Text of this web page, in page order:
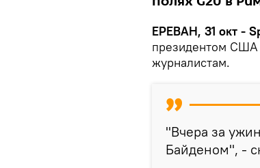
ЕРЕВАН, 31 окт -
президентом
журналистам.
"Вчера за
Байденом", -